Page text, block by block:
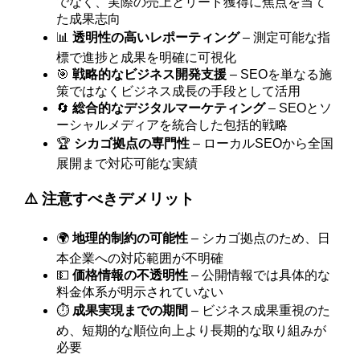
た成果志向
📊透明性の高いレポーティング– 測定可能な指
標で進捗と成果を明確に可視化
🎯戦略的なビジネス開発支援 – SEOを単なる施
策ではなくビジネス成長の手段として活用
🔄総合的なデジタルマーケティング– SEOとソ
ーシャルメディアを統合した包括的戦略
🏆 シカゴ拠点の専門性 – ローカルSEOから全国
展開まで対応可能な実績
⚠️ 注意すべきデメリット
🌍地理的制約の可能性 – シカゴ拠点のため、日
本企業への対応範囲が不明確
💵価格情報の不透明性 – 公開情報では具体的な
料金体系が明示されていない
⏱️ 成果実現までの期間 – ビジネス成果重視のた
め、短期的な順位向上より長期的な取り組みが
必要